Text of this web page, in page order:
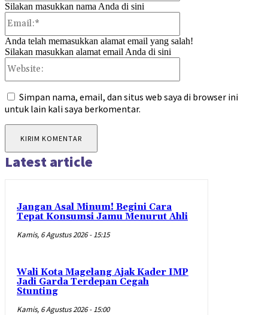
Silakan masukkan nama Anda di sini
Anda telah memasukkan alamat email yang salah!
Silakan masukkan alamat email Anda di sini
Simpan nama, email, dan situs web saya di browser ini
untuk lain kali saya berkomentar.
Latest article
Jangan Asal Minum! Begini Cara
Tepat Konsumsi Jamu Menurut Ahli
Kamis, 6 Agustus 2026 - 15:15
Wali Kota Magelang Ajak Kader IMP
Jadi Garda Terdepan Cegah
Stunting
Kamis, 6 Agustus 2026 - 15:00